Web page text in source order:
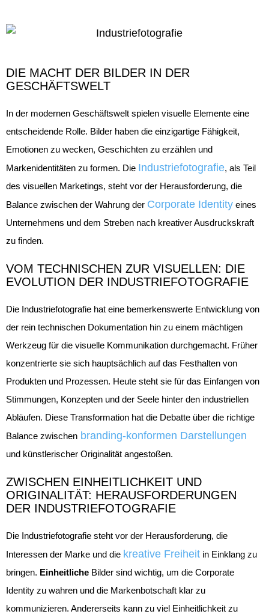
DIE MACHT DER BILDER IN DER
GESCHÄFTSWELT
In der modernen Geschäftswelt spielen visuelle Elemente eine
entscheidende Rolle. Bilder haben die einzigartige Fähigkeit,
Emotionen zu wecken, Geschichten zu erzählen und
Markenidentitäten zu formen. Die Industriefotografie, als Teil
des visuellen Marketings, steht vor der Herausforderung, die
Balance zwischen der Wahrung der Corporate Identity eines
Unternehmens und dem Streben nach kreativer Ausdruckskraft
zu finden.
VOM TECHNISCHEN ZUR VISUELLEN: DIE
EVOLUTION DER INDUSTRIEFOTOGRAFIE
Die Industriefotografie hat eine bemerkenswerte Entwicklung von
der rein technischen Dokumentation hin zu einem mächtigen
Werkzeug für die visuelle Kommunikation durchgemacht. Früher
konzentrierte sie sich hauptsächlich auf das Festhalten von
Produkten und Prozessen. Heute steht sie für das Einfangen von
Stimmungen, Konzepten und der Seele hinter den industriellen
Abläufen. Diese Transformation hat die Debatte über die richtige
Balance zwischen branding-konformen Darstellungen
und künstlerischer Originalität angestoßen.
ZWISCHEN EINHEITLICHKEIT UND
ORIGINALITÄT: HERAUSFORDERUNGEN
DER INDUSTRIEFOTOGRAFIE
Die Industriefotografie steht vor der Herausforderung, die
Interessen der Marke und die kreative Freiheit in Einklang zu
bringen. Einheitliche Bilder sind wichtig, um die Corporate
Identity zu wahren und die Markenbotschaft klar zu
kommunizieren. Andererseits kann zu viel Einheitlichkeit zu